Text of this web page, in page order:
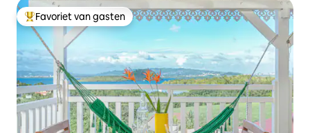
Topfavoriet van gasten
Favoriet van gasten